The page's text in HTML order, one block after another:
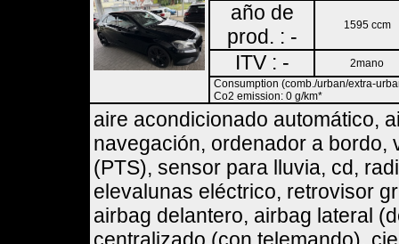
año de
prod. : -
1595 ccm
ITV : -
2mano
Consumption (comb./urban/extra-
Co2 emission: 0 g/km*
aire acondicionado automático,
navegación, ordenador a bordo,
(PTS), sensor para lluvia, cd,
elevalunas eléctrico, retrovisor
airbag delantero, airbag lateral